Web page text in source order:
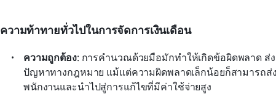
ความท้าทายทั่วไปในการจัดการเงินเดือน
ความถูกต้อง: การคำนวณด้วยมือมักทำให้เกิดข้อผิดพลาด ส่ง
ปัญหาทางกฎหมาย แม้แต่ความผิดพลาดเล็กน้อยก็สามารถส่
พนักงานและนำไปสู่การแก้ไขที่มีค่าใช้จ่ายสูง